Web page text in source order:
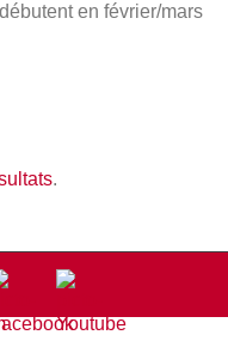
en février/mars
.